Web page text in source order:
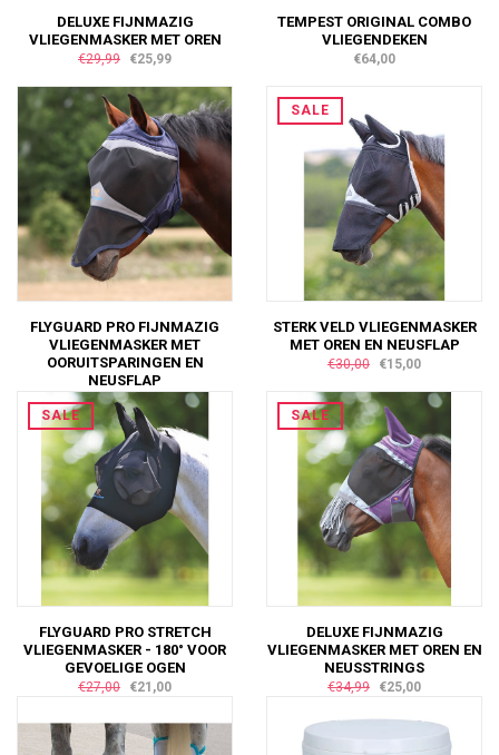
DELUXE FIJNMAZIG
VLIEGENMASKER MET OREN
€29,99 €25,99
TEMPEST ORIGINAL COMBO
VLIEGENDEKEN
€64,00
FLYGUARD PRO FIJNMAZIG
VLIEGENMASKER MET
OORUITSPARINGEN EN
NEUSFLAP
€28,00
SALE
STERK VELD VLIEGENMASKER
MET OREN EN NEUSFLAP
€30,00 €15,00
SALE
FLYGUARD PRO STRETCH
VLIEGENMASKER - 180° VOOR
GEVOELIGE OGEN
€27,00 €21,00
SALE
DELUXE FIJNMAZIG
VLIEGENMASKER MET OREN EN
NEUSSTRINGS
€34,99 €25,00